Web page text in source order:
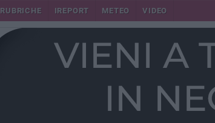
RUBRICHE IREPORT METEO VIDEO